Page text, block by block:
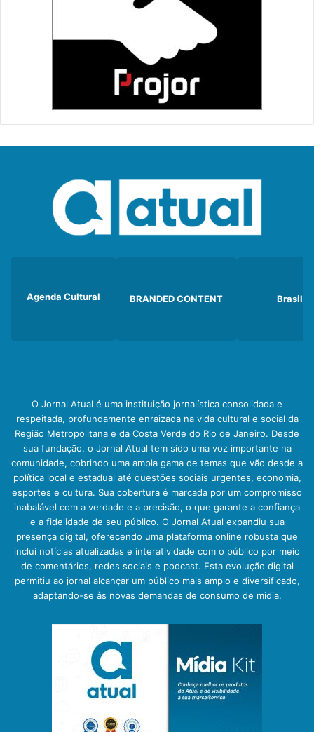
Agenda Cultural BRANDED CONTENT Brasil
O Jornal Atual é uma instituição jornalística consolidada e
respeitada, profundamente enraizada na vida cultural e social da
Região Metropolitana e da Costa Verde do Rio de Janeiro. Desde
sua fundação, o Jornal Atual tem sido uma voz importante na
comunidade, cobrindo uma ampla gama de temas que vão desde a
política local e estadual até questões sociais urgentes, economia,
esportes e cultura. Sua cobertura é marcada por um compromisso
inabalável com a verdade e a precisão, o que garante a confiança
e a fidelidade de seu público. O Jornal Atual expandiu sua
presença digital, oferecendo uma plataforma online robusta que
inclui notícias atualizadas e interatividade com o público por meio
de comentários, redes sociais e podcast. Esta evolução digital
permitiu ao jornal alcançar um público mais amplo e diversificado,
adaptando-se às novas demandas de consumo de mídia.